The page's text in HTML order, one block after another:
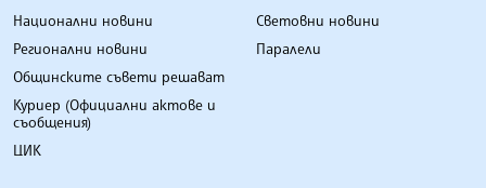
Национални новини
Регионални новини
Общинските съвети решават
Куриер (Официални актове и
съобщения)
ЦИК
Световни новини
Паралели